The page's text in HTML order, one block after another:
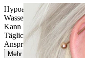
Hypoallergen
Wasserfest
Kann lebenslang halten
Tägliches Tragen
Anspruchsvoll
Mehr lesen